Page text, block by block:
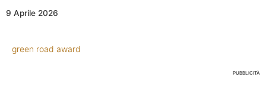
9 Aprile 2026
green road award
PUBBLICITÀ